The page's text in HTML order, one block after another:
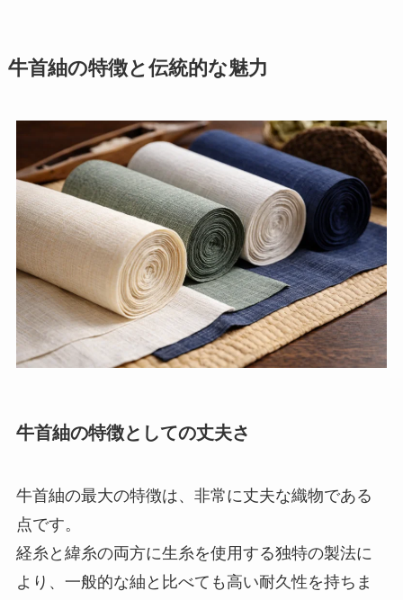
牛首紬の特徴と伝統的な魅力
牛首紬の特徴としての丈夫さ
牛首紬の最大の特徴は、非常に丈夫な織物である
点です。
経糸と緯糸の両方に生糸を使用する独特の製法に
より、一般的な紬と比べても高い耐久性を持ちま